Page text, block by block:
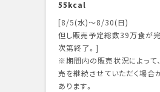
55kcal
[8/5(水)～8/30(日)
但し販売予定総数39万食が
次第終了。]
※期間内の販売状況によって
売を継続させていただく場合
あります。